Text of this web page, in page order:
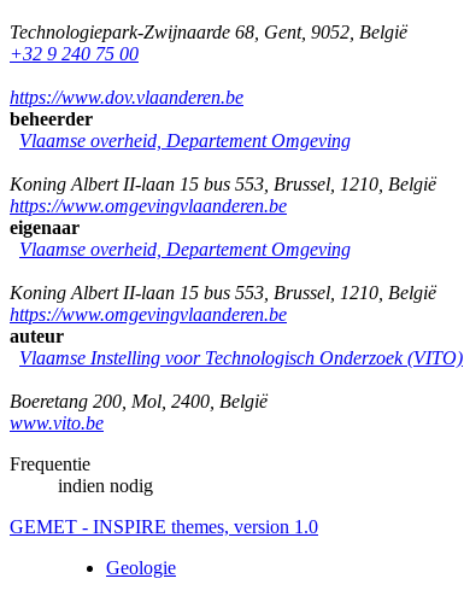
Technologiepark-Zwijnaarde 68 Gent, 9052 België
+32 9 240 75 00
https://www.dov.vlaanderen.be
beheerder
Vlaamse overheid, Departement Omgeving
Koning Albert II-laan 15 bus 553 Brussel 1210 België
https://www.omgevingvlaanderen.be
eigenaar
Vlaamse overheid, Departement Omgeving
Koning Albert II-laan 15 bus 553 Brussel 1210 België
https://www.omgevingvlaanderen.be
auteur
Vlaamse Instelling voor Technologisch Onderzoek (VITO)
Boeretang 200 Mol 2400 België
www.vito.be
Frequentie
indien nodig
GEMET - INSPIRE themes, version 1.0
Geologie